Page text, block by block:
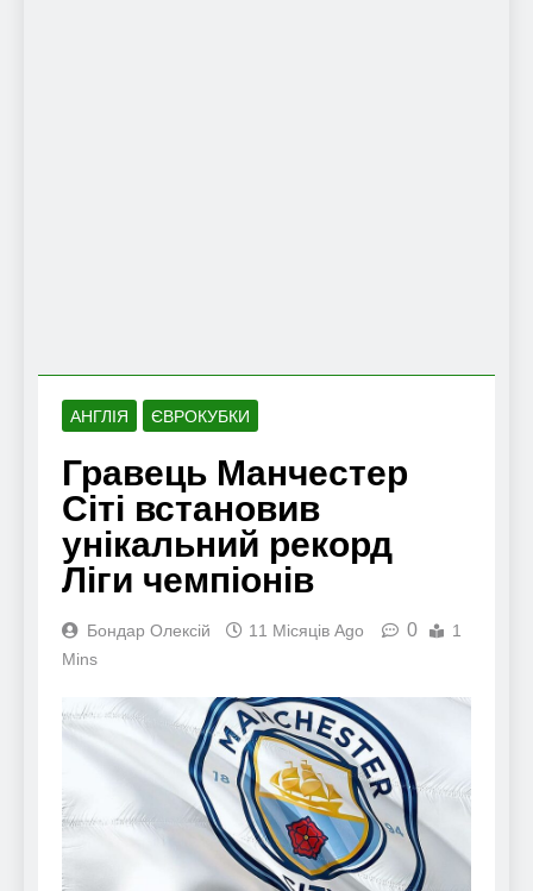
АНГЛІЯ ЄВРОКУБКИ
Гравець Манчестер
Сіті встановив
унікальний рекорд
Ліги чемпіонів
Бондар Олексій 11 Місяців Ago 0
1
Mins